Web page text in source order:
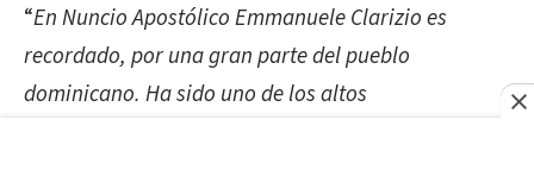
“En Nuncio Apostólico Emmanuele Clarizio es
recordado, por una gran parte del pueblo
dominicano. Ha sido uno de los altos